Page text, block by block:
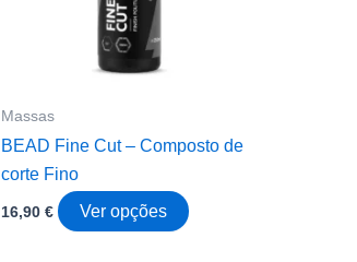
Massas
BEAD Fine Cut – Composto de
corte Fino
16,90€ Ver opções
This